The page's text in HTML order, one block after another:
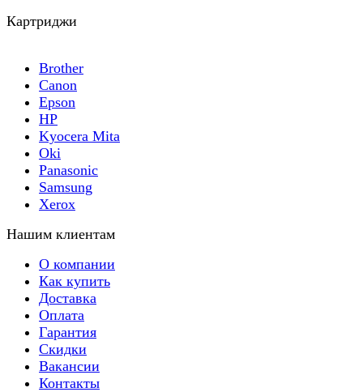
Картриджи
Brother
Canon
Epson
HP
Kyocera Mita
Oki
Panasonic
Samsung
Xerox
Нашим клиентам
О компании
Как купить
Доставка
Оплата
Гарантия
Скидки
Вакансии
Контакты